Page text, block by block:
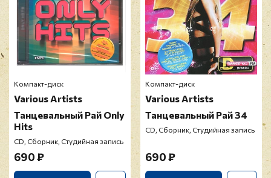
Компакт-диск
Various Artists
Танцевальный Рай Only
Hits
CD, Сборник, Студийная запись
690 ₽
Компакт-диск
Various Artists
Танцевальный Рай 34
CD, Сборник, Студийная запись
690 ₽